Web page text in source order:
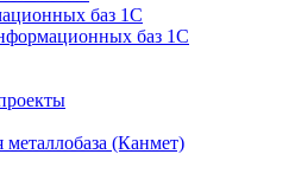
баз 1С
баз 1С
металлобаза (Канмет)